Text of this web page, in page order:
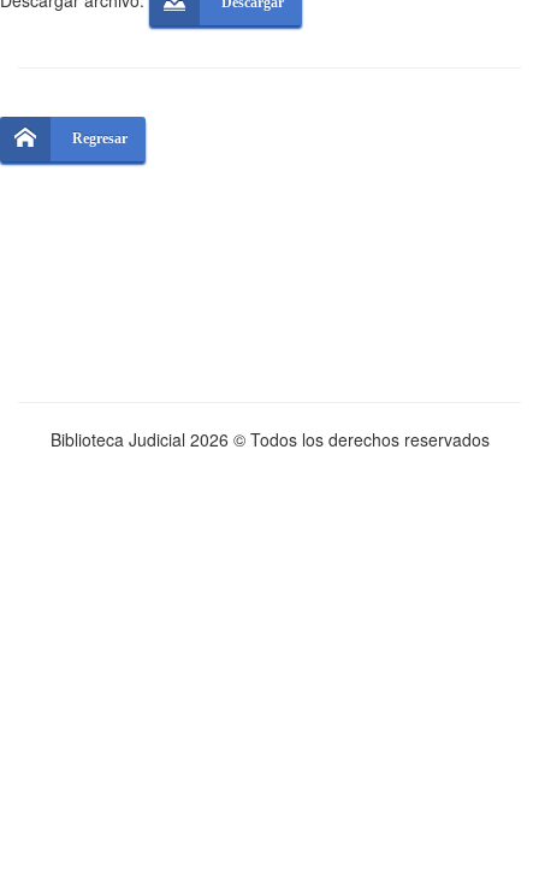
Regresar
Biblioteca Judicial 2026 © Todos los derechos reservados